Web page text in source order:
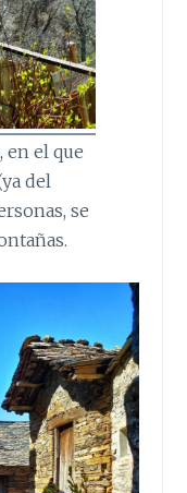
en el que
del
se